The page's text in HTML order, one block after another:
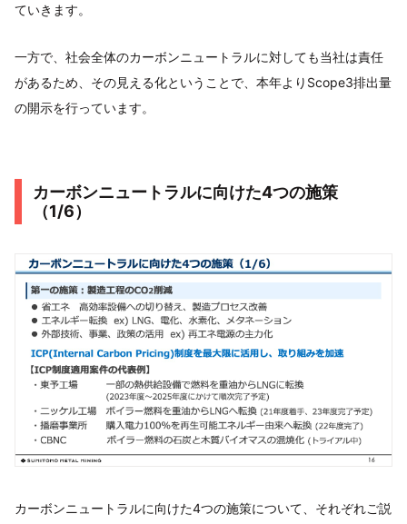
ていきます。
一方で、社会全体のカーボンニュートラルに対しても当社は責任
があるため、その見える化ということで、本年よりScope3排出量
の開示を行っています。
カーボンニュートラルに向けた4つの施策
（1/6）
カーボンニュートラルに向けた4つの施策について、それぞれご説